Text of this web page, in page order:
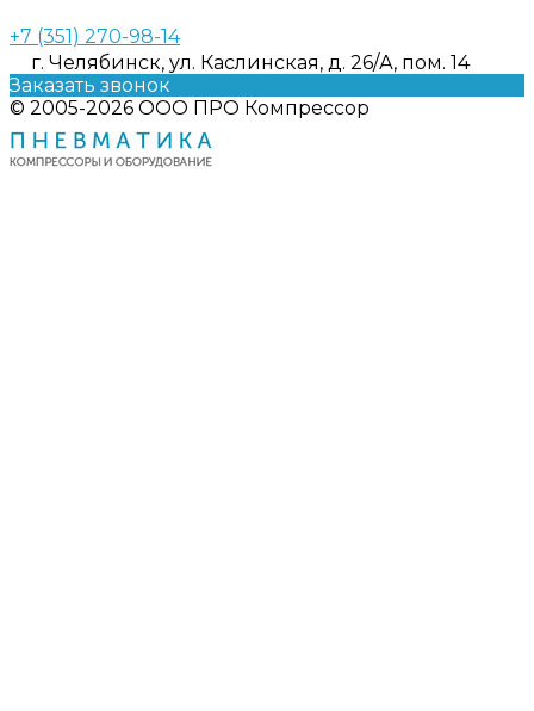
+7 (351) 270-98-14
г. Челябинск, ул. Каслинская, д. 26/А, пом. 14
Заказать звонок
© 2005-2026 ООО ПРО Компрессор